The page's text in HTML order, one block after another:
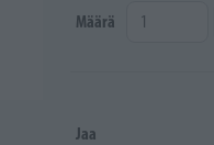
Määrä
Jaa